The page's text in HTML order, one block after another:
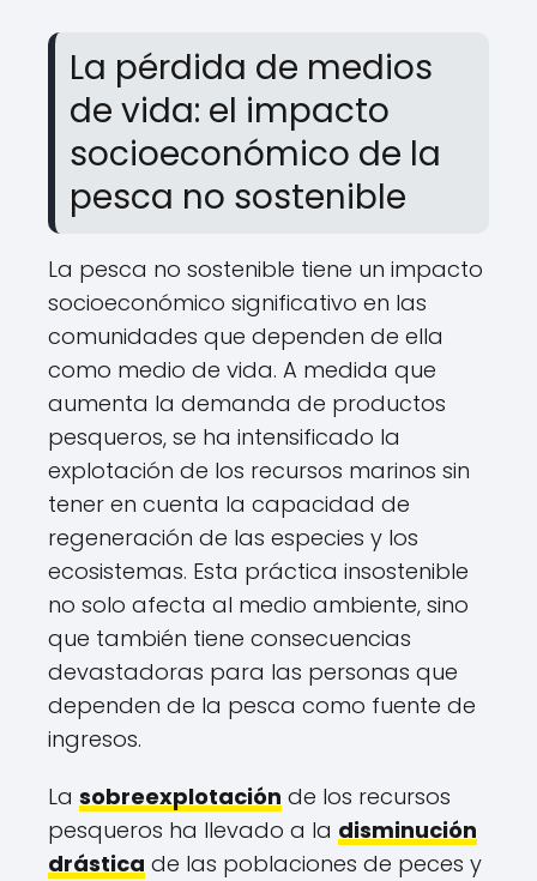
La pérdida de medios
de vida: el impacto
socioeconómico de la
pesca no sostenible
La pesca no sostenible tiene un impacto
socioeconómico significativo en las
comunidades que dependen de ella
como medio de vida. A medida que
aumenta la demanda de productos
pesqueros, se ha intensificado la
explotación de los recursos marinos sin
tener en cuenta la capacidad de
regeneración de las especies y los
ecosistemas. Esta práctica insostenible
no solo afecta al medio ambiente, sino
que también tiene consecuencias
devastadoras para las personas que
dependen de la pesca como fuente de
ingresos.
La sobreexplotación de los recursos
pesqueros ha llevado a la disminución
drástica de las poblaciones de peces y